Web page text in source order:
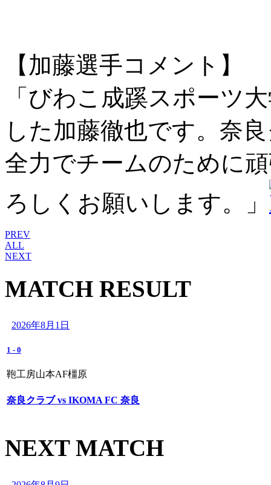
【加藤選手コメント】
「びわこ成蹊スポーツ
した加藤徹也です。奈
全力でチームのために
ろしくお願いします。」
PREV
ALL
NEXT
MATCH RESULT
2026年8月1日
1 - 0
鞄工房山本AF橿原
奈良クラブ vs IKOMA FC 奈良
NEXT MATCH